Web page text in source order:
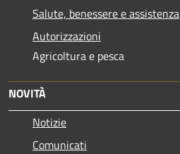
Salute, benessere e assistenza
Autorizzazioni
Agricoltura e pesca
NOVITÀ
Notizie
Comunicati